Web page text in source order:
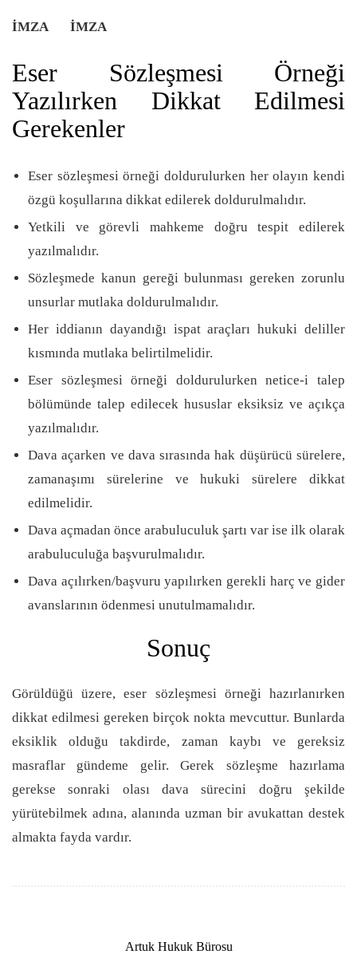
İMZA İMZA
Eser Sözleşmesi Örneği
Yazılırken Dikkat Edilmesi
Gerekenler
Eser sözleşmesi örneği doldurulurken her olayın kendi
özgü koşullarına dikkat edilerek doldurulmalıdır.
Yetkili ve görevli mahkeme doğru tespit edilerek
yazılmalıdır.
Sözleşmede kanun gereği bulunması gereken zorunlu
unsurlar mutlaka doldurulmalıdır.
Her iddianın dayandığı ispat araçları hukuki deliller
kısmında mutlaka belirtilmelidir.
Eser sözleşmesi örneği doldurulurken netice-i talep
bölümünde talep edilecek hususlar eksiksiz ve açıkça
yazılmalıdır.
Dava açarken ve dava sırasında hak düşürücü sürelere,
zamanaşımı sürelerine ve hukuki sürelere dikkat
edilmelidir.
Dava açmadan önce arabuluculuk şartı var ise ilk olarak
arabuluculuğa başvurulmalıdır.
Dava açılırken/başvuru yapılırken gerekli harç ve gider
avanslarının ödenmesi unutulmamalıdır.
Sonuç
Görüldüğü üzere, eser sözleşmesi örneği hazırlanırken
dikkat edilmesi gereken birçok nokta mevcuttur. Bunlarda
eksiklik olduğu takdirde, zaman kaybı ve gereksiz
masraflar gündeme gelir. Gerek sözleşme hazırlama
gerekse sonraki olası dava sürecini doğru şekilde
yürütebilmek adına, alanında uzman bir avukattan destek
almakta fayda vardır.
Artuk Hukuk Bürosu